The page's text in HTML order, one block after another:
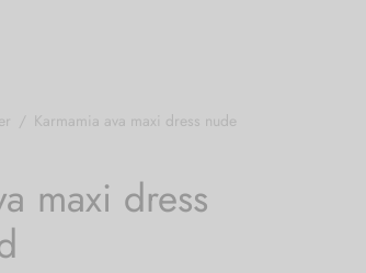
/ Karmamia ava maxi dress nude
maxi dress